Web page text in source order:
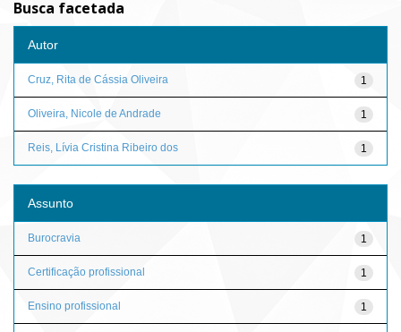
Busca facetada
Autor
1
Cruz, Rita de Cássia Oliveira
1
Oliveira, Nicole de Andrade
1
Reis, Lívia Cristina Ribeiro dos
Assunto
1
Burocravia
1
Certificação profissional
1
Ensino profissional